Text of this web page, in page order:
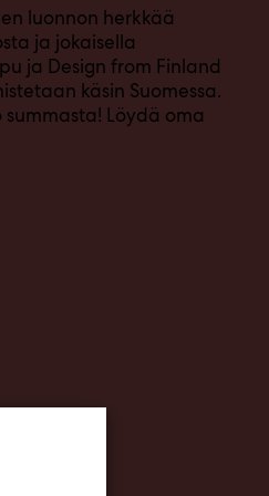
luonnon herkkää
ja jokaisella
ja Design from Finland
käsin Suomessa.
Löydä oma